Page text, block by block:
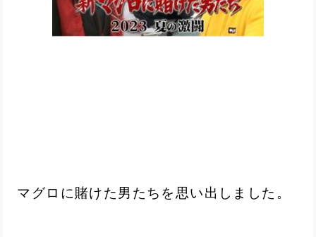
マグロに賭けた男たちを思い出しました。